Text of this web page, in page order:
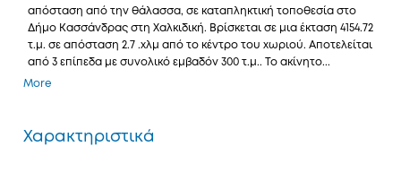
απόσταση από την θάλασσα, σε καταπληκτική τοποθεσία στο
Δήμο Κασσάνδρας στη Χαλκιδική. Βρίσκεται σε μια έκταση 4154.72
τ.μ. σε απόσταση 2.7 .χλμ από το κέντρο του χωριού. Αποτελείται
από 3 επίπεδα με συνολικό εμβαδόν 300 τ.μ.. Το ακίνητο...
More
Χαρακτηριστικά